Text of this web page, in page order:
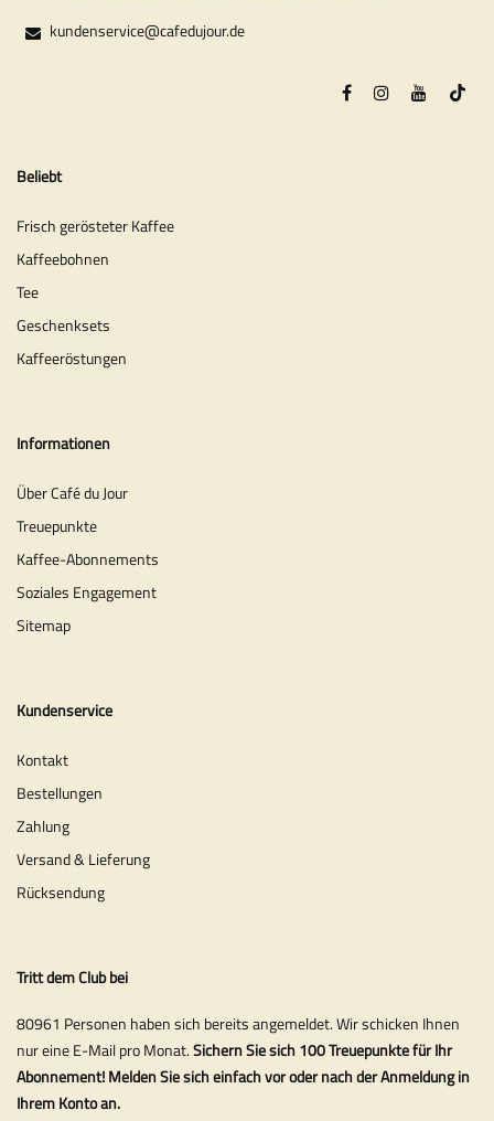
kundenservice@cafedujour.de
Beliebt
Frisch gerösteter Kaffee
Kaffeebohnen
Tee
Geschenksets
Kaffeeröstungen
Informationen
Über Café du Jour
Treuepunkte
Kaffee-Abonnements
Soziales Engagement
Sitemap
Kundenservice
Kontakt
Bestellungen
Zahlung
Versand & Lieferung
Rücksendung
Tritt dem Club bei
80961 Personen haben sich bereits angemeldet. Wir schicken Ihnen
nur eine E-Mail pro Monat.Sichern Sie sich 100 Treuepunkte für Ihr
Abonnement! Melden Sie sich einfach vor oder nach der Anmeldung in
Ihrem Konto an.